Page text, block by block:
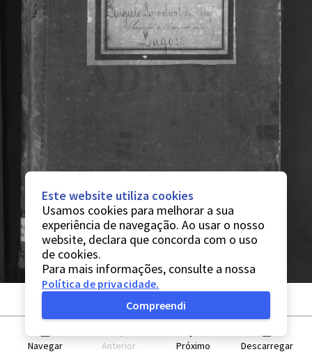
Navegar Anterior Próximo Descarregar
Este website utiliza cookies
Usamos cookies para melhorar a sua
experiência de navegação. Ao usar o nosso
website, declara que concorda com o uso
de cookies.
Para mais informações, consulte a nossa
Política de privacidade.
Compreendi